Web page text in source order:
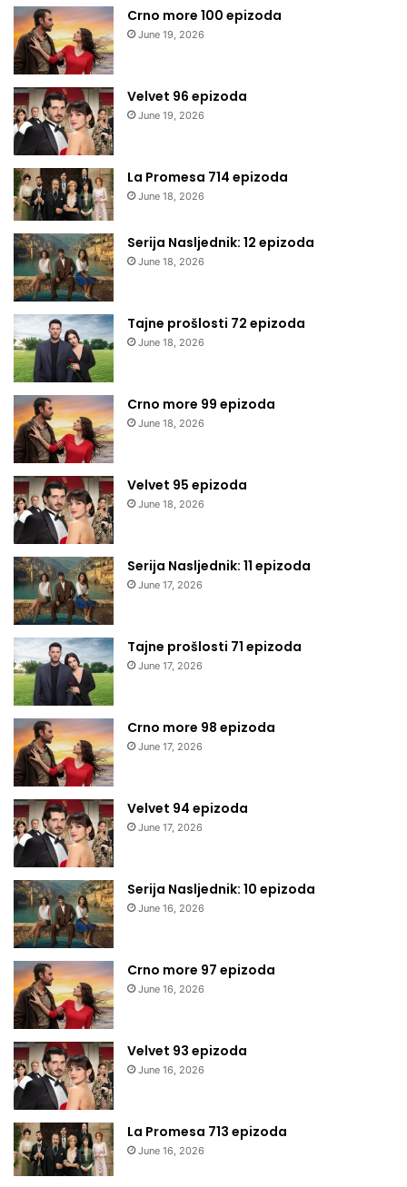
Crno more 100 epizoda
June 19, 2026
Velvet 96 epizoda
June 19, 2026
La Promesa 714 epizoda
June 18, 2026
Serija Nasljednik: 12 epizoda
June 18, 2026
Tajne prošlosti 72 epizoda
June 18, 2026
Crno more 99 epizoda
June 18, 2026
Velvet 95 epizoda
June 18, 2026
Serija Nasljednik: 11 epizoda
June 17, 2026
Tajne prošlosti 71 epizoda
June 17, 2026
Crno more 98 epizoda
June 17, 2026
Velvet 94 epizoda
June 17, 2026
Serija Nasljednik: 10 epizoda
June 16, 2026
Crno more 97 epizoda
June 16, 2026
Velvet 93 epizoda
June 16, 2026
La Promesa 713 epizoda
June 16, 2026